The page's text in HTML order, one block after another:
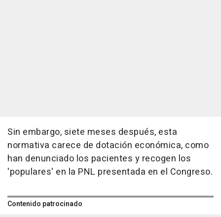
Sin embargo, siete meses después, esta
normativa carece de dotación económica, como
han denunciado los pacientes y recogen los
'populares' en la PNL presentada en el Congreso.
Contenido patrocinado